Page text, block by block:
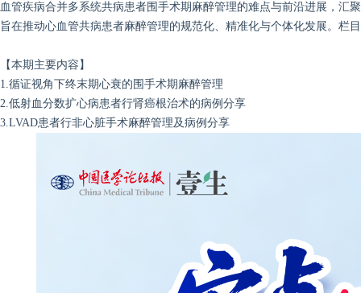
血管疾病合并多系统共病患者围手术期麻醉管理的难点与前沿进展，
旨在推动心血管共病患者麻醉管理的规范化、精准化与个体化发展。栏
【本期主要内容】
1.循证视角下终末期心衰的围手术期麻醉管理
2.低射血分数扩心病患者行肾癌根治术的病例分享
3.LVAD患者行非心脏手术麻醉管理及病例分享